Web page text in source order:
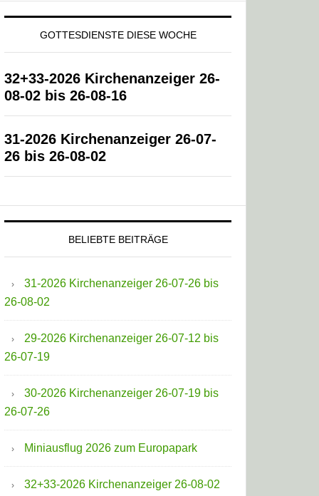
GOTTESDIENSTE DIESE WOCHE
32+33-2026 Kirchenanzeiger 26-
08-02 bis 26-08-16
31-2026 Kirchenanzeiger 26-07-
26 bis 26-08-02
BELIEBTE BEITRÄGE
31-2026 Kirchenanzeiger 26-07-26 bis
26-08-02
29-2026 Kirchenanzeiger 26-07-12 bis
26-07-19
30-2026 Kirchenanzeiger 26-07-19 bis
26-07-26
Miniausflug 2026 zum Europapark
32+33-2026 Kirchenanzeiger 26-08-02